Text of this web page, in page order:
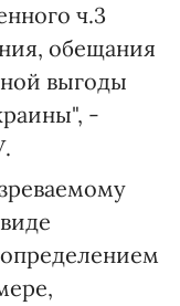
ч.3
обещания
выгоды
-